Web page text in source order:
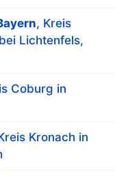
, Kreis
Lichtenfels,
Coburg in
Kronach in